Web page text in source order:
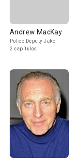
Andrew MacKay
Police Deputy Jake
2 capítulos